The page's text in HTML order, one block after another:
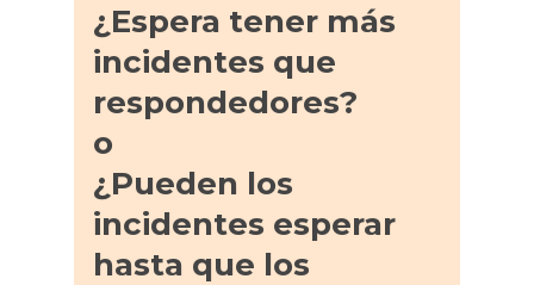
¿Espera tener más
incidentes que
respondedores?
o
¿Pueden los
incidentes esperar
hasta que los